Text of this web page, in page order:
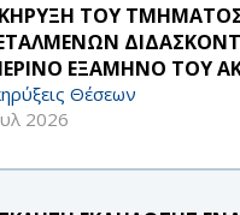
ΤΟΥ ΤΜΗΜΑΤΟΣ
ΕΞΑΜΗΝΟ ΤΟΥ
Θέσεων
2026